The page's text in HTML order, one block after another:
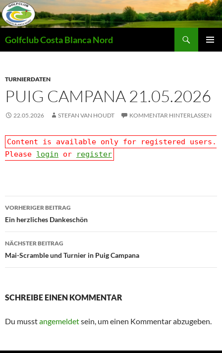
Zum
Inhalt
springen
Golfclub Costa Blanca Nord
TURNIERDATEN
PUIG CAMPANA 21.05.2026
22.05.2026 STEFAN VAN HOUDT KOMMENTAR HINTERLASSEN
Content is available only for registered users.
Please login or register
Beitragsnavigation
VORHERIGER BEITRAG
Ein herzliches Dankeschön
NÄCHSTER BEITRAG
Mai-Scramble und Turnier in Puig Campana
SCHREIBE EINEN KOMMENTAR
Du musstangemeldetsein, um einen Kommentar abzugeben.